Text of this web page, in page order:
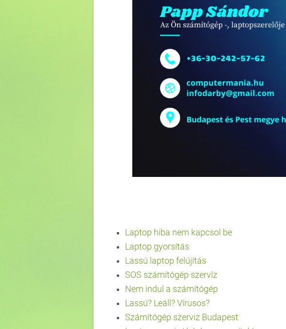
Laptop hiba nem kapcsol be
Laptop gyorsítás
Lassú laptop felújítás
SOS számítógép szervíz
Nem indul a számítógép
Lassú? Leáll? Vírusos?
Számítógép szerviz Budapest